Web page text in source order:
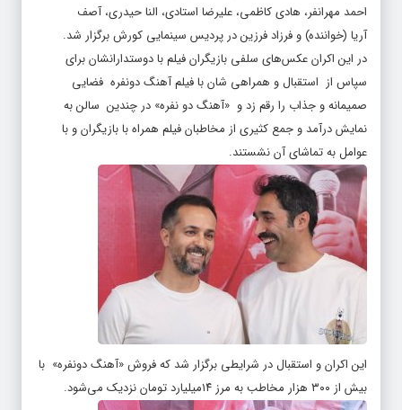
احمد مهرانفر، هادی کاظمی، علیرضا استادی، النا حیدری، آصف
آریا (خواننده) و فرزاد فرزین در پردیس سینمایی کورش برگزار شد.
در این اکران عکس‌های سلفی بازیگران فیلم با دوستدارانشان برای
سپاس از استقبال و همراهی شان با فیلم آهنگ دونفره فضایی
صمیمانه و جذاب را رقم زد و «آهنگ دو نفره» در چندین سالن به
نمایش درآمد و جمع کثیری از مخاطبان فیلم همراه با بازیگران و با
عوامل به تماشای آن نشستند.
این اکران و استقبال در شرایطی برگزار شد که فروش «آهنگ دونفره» با
بیش از ۳۰۰ هزار مخاطب به مرز ۱۴میلیارد تومان نزدیک می‌شود.